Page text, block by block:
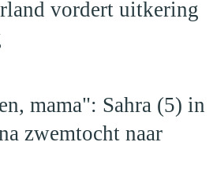
vordert uitkering
mama": Sahra (5) in
zwemtocht naar